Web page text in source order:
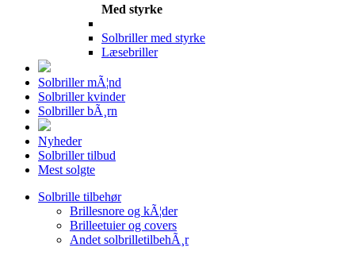
Med styrke
Solbriller med styrke
Læsebriller
Solbriller mÃ¦nd
Solbriller kvinder
Solbriller bÃ¸rn
Nyheder
Solbriller tilbud
Mest solgte
Solbrille tilbehør
Brillesnore og kÃ¦der
Brilleetuier og covers
Andet solbrilletilbehÃ¸r